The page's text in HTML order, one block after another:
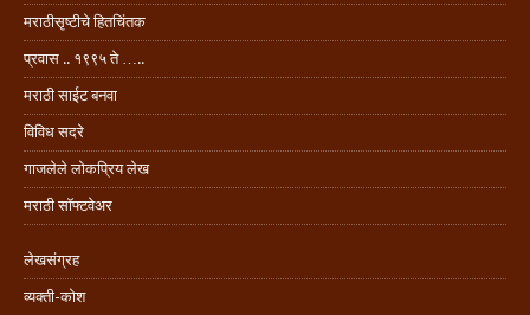
मराठीसृष्टीचे हितचिंतक
प्रवास .. १९९५ ते …..
मराठी साईट बनवा
विविध सदरे
गाजलेले लोकप्रिय लेख
मराठी सॉफ्टवेअर
लेखसंग्रह
व्यक्ती-कोश